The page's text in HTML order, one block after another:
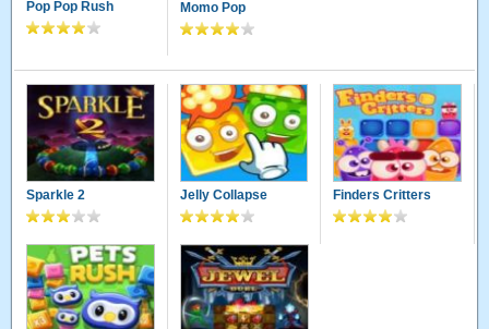
Pop Pop Rush Momo Pop
Sparkle 2 Jelly Collapse Finders Critters